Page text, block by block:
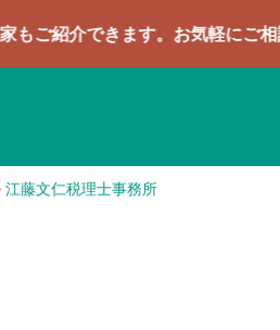
きます。お気軽にご相談ください
江藤文仁税理士事務所